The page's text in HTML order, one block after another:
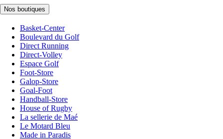
Nos boutiques
Basket-Center
Boulevard du Golf
Direct Running
Direct-Volley
Espace Golf
Foot-Store
Galop-Store
Goal-Foot
Handball-Store
House of Rugby
La sellerie de Maé
Le Motard Bleu
Made in Paradis